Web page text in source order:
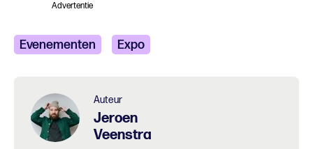
Advertentie
Evenementen Expo
Auteur
Jeroen
Veenstra